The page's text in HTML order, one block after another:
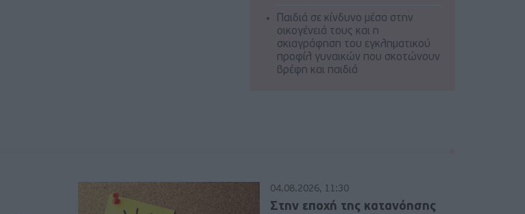
Παιδιά σε κίνδυνο μέσα στην
οικογένειά τους και η
σκιαγράφηση του εγκληματικού
προφίλ γυναικών που σκοτώνουν
βρέφη και παιδιά
04.08.2026, 11:30
Στην εποχή της κατανόησης